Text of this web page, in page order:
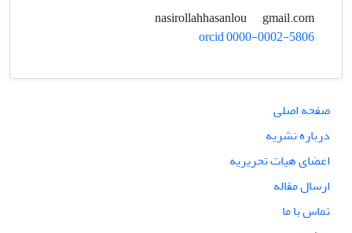
gmail.com
orcid 0000-0002-5806
صفحه اصلی
درباره نشریه
اعضای هیات تحریریه
ارسال مقاله
تماس با ما